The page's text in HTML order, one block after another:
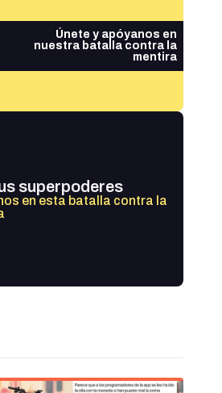
Únete y apóyanos en
nuestra batalla contra la
mentira
superpoderes
en esta batalla contra la